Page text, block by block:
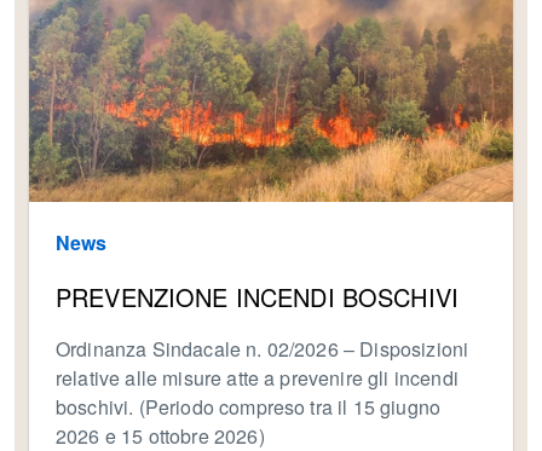
News
PREVENZIONE INCENDI BOSCHIVI
Ordinanza Sindacale n. 02/2026 – Disposizioni
relative alle misure atte a prevenire gli incendi
boschivi. (Periodo compreso tra il 15 giugno
2026 e 15 ottobre 2026)